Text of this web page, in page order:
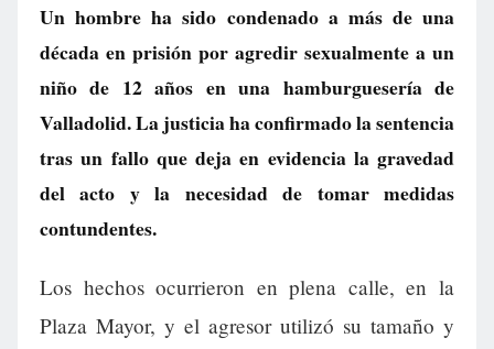
Un hombre ha sido condenado a más de una
década en prisión por agredir sexualmente a un
niño de 12 años en una hamburguesería de
Valladolid. La justicia ha confirmado la sentencia
tras un fallo que deja en evidencia la gravedad
del acto y la necesidad de tomar medidas
contundentes.
Los hechos ocurrieron en plena calle, en la
Plaza Mayor, y el agresor utilizó su tamaño y